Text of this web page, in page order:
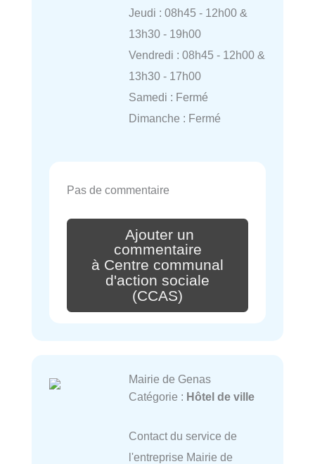
Jeudi : 08h45 - 12h00 &
13h30 - 19h00
Vendredi : 08h45 - 12h00 &
13h30 - 17h00
Samedi : Fermé
Dimanche : Fermé
Pas de commentaire
Ajouter un
commentaire
à Centre communal
d'action sociale
(CCAS)
Mairie de Genas
Catégorie : Hôtel de ville
Contact du service de
l'entreprise Mairie de